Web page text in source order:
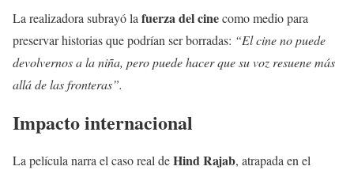
La realizadora subrayó la fuerza del cinecomo medio para
preservar historias que podrían ser borradas: “El cine no puede
devolvernos a la niña, pero puede hacer que su voz resuene más
allá de las fronteras”.
Impacto internacional
La película narra el caso real deHind Rajab, atrapada en el